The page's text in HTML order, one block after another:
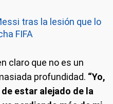
tras la lesión que lo
FIFA
claro que no es un
profundidad. “Yo,
estar alejado de la